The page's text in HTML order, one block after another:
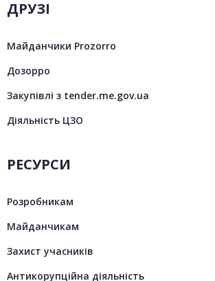
ДРУЗІ
Майданчики Prozorro
Дозорро
Закупівлі з tender.me.gov.ua
Діяльність ЦЗО
РЕСУРСИ
Розробникам
Майданчикам
Захист учасників
Антикорупційна діяльність